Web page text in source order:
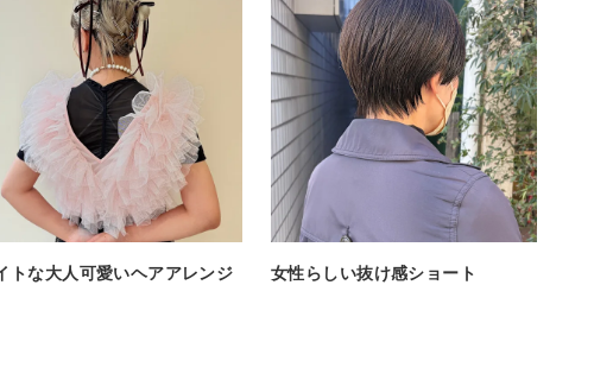
トな大人可愛いヘアアレンジ 女性らしい抜け感ショート